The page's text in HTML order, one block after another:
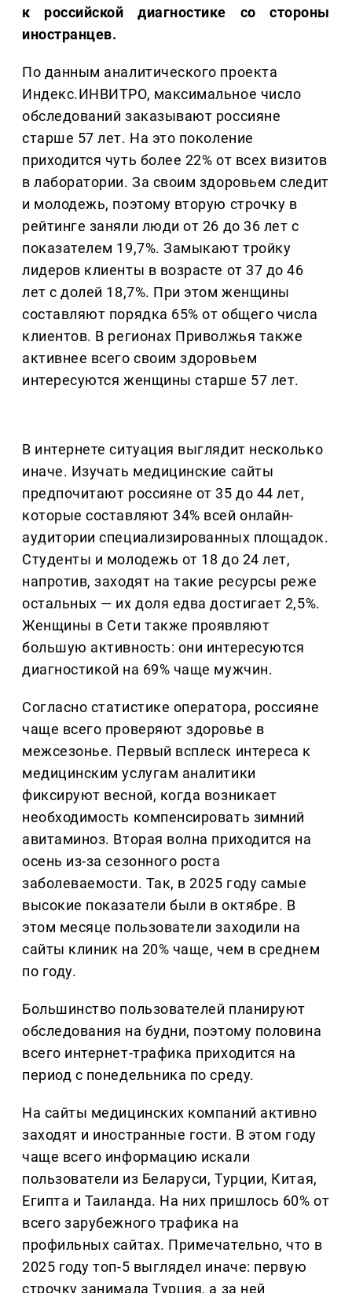
к российской диагностике со стороны
иностранцев.
По данным аналитического проекта
Индекс.ИНВИТРО, максимальное число
обследований заказывают россияне
старше 57 лет. На это поколение
приходится чуть более 22% от всех визитов
в лаборатории. За своим здоровьем следит
и молодежь, поэтому вторую строчку в
рейтинге заняли люди от 26 до 36 лет с
показателем 19,7%. Замыкают тройку
лидеров клиенты в возрасте от 37 до 46
лет с долей 18,7%. При этом женщины
составляют порядка 65% от общего числа
клиентов. В регионах Приволжья также
активнее всего своим здоровьем
интересуются женщины старше 57 лет.
В интернете ситуация выглядит несколько
иначе. Изучать медицинские сайты
предпочитают россияне от 35 до 44 лет,
которые составляют 34% всей онлайн-
аудитории специализированных площадок.
Студенты и молодежь от 18 до 24 лет,
напротив, заходят на такие ресурсы реже
остальных — их доля едва достигает 2,5%.
Женщины в Сети также проявляют
большую активность: они интересуются
диагностикой на 69% чаще мужчин.
Согласно статистике оператора, россияне
чаще всего проверяют здоровье в
межсезонье. Первый всплеск интереса к
медицинским услугам аналитики
фиксируют весной, когда возникает
необходимость компенсировать зимний
авитаминоз. Вторая волна приходится на
осень из-за сезонного роста
заболеваемости. Так, в 2025 году самые
высокие показатели были в октябре. В
этом месяце пользователи заходили на
сайты клиник на 20% чаще, чем в среднем
по году.
Большинство пользователей планируют
обследования на будни, поэтому половина
всего интернет-трафика приходится на
период с понедельника по среду.
На сайты медицинских компаний активно
заходят и иностранные гости. В этом году
чаще всего информацию искали
пользователи из Беларуси, Турции, Китая,
Египта и Таиланда. На них пришлось 60% от
всего зарубежного трафика на
профильных сайтах. Примечательно, что в
2025 году топ-5 выглядел иначе: первую
строчку занимала Турция, а за ней